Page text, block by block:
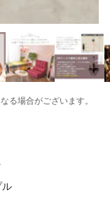
る場合がございます。
ル